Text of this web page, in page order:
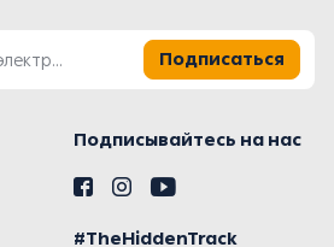
Подписаться
Подписывайтесь на нас
#TheHiddenTrack